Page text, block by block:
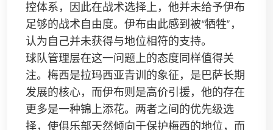
控体系，因此在战术选择上，他并未给予伊布
足够的战术自由度。伊布由此感到被“牺牲”，
认为自己并未获得与地位相符的支持。
球队管理层在这一问题上的态度同样值得关
注。梅西是拉玛西亚青训的象征，是巴萨长期
发展的核心，而伊布则是高价引援，他的存在
更多是一种锦上添花。两者之间的优先级选
择，使俱乐部天然倾向于保护梅西的地位，而